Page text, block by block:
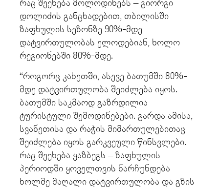
რაც შეეხება მოლოდინებს – გიორგი
დოლიძის განცხადებით, თბილისში
ზაფხულის სეზონზე 90%-მდე
დატვირთულობას ელოდებიან, ხოლო
რეგიონებში 80%-მდე.
“როგორც კახეთში, ასევე ბათუმში 80%-
მდე დატვირთულობა შეიძლება იყოს.
ბათუმში საკმაოდ გაზრდილია
ტურისტული შემოდინებები. გარდა ამისა,
სვანეთისა და რაჭის მიმართულებითაც
შეიძლება იყოს გარკვეული წინსვლები.
რაც შეეხება ყაზბეგს – ზაფხულის
პერიოდში ყოველთვის ნარჩუნდება
ხოლმე მაღალი დატვირთულობა და გზის